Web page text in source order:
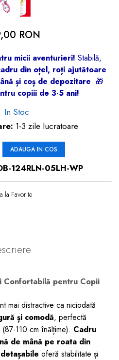
RON
micii aventurieri! Stabilă,
din oțel, roți ajutătoare
și coș de depozitare. 🎁
copiii de 3-5 ani!
In Stoc
1-3 zile lucratoare
ADAUGA IN COS
124RLN-05LH-WP
la Favorite
Confortabilă pentru Copii
mai distractive ca niciodată
și comodă, perfectă
(87-110 cm înălțime). Cadru
de mână pe roata din
oferă stabilitate și